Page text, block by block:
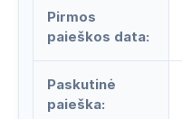
Pirmos
paieškos data:
Paskutinė
paieška: